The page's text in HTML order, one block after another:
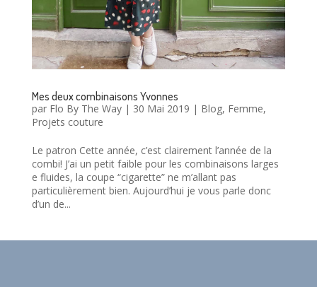
Mes deux combinaisons Yvonnes
par Flo By The Way| 30 Mai 2019 | Blog, Femme,
Projets couture
Le patron Cette année, c’est clairement l’année de la
combi! J’ai un petit faible pour les combinaisons larges
e fluides, la coupe “cigarette” ne m’allant pas
particulièrement bien. Aujourd’hui je vous parle donc
d’un de...